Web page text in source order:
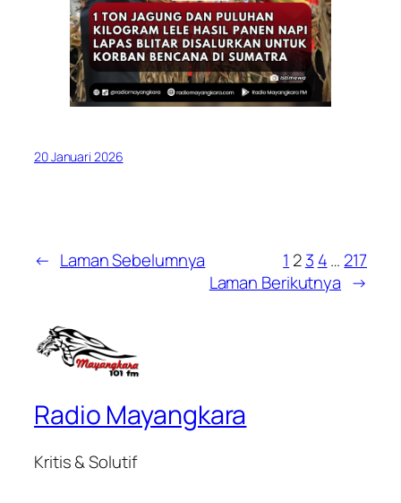
20 Januari 2026
← Laman Sebelumnya 1 23 4… 217
Laman Berikutnya →
Radio Mayangkara
Kritis & Solutif